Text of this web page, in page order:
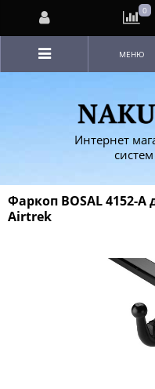
Интернет
МЕНЮ
Фаркоп BOSAL 4152-A
Airtrek
0